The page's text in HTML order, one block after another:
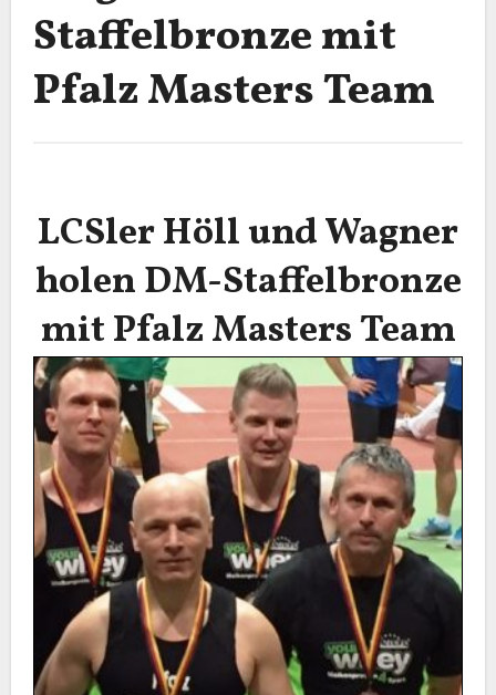
Staffelbronze mit
Pfalz Masters Team
LCSler Höll und Wagner
holen DM-Staffelbronze
mit Pfalz Masters Team